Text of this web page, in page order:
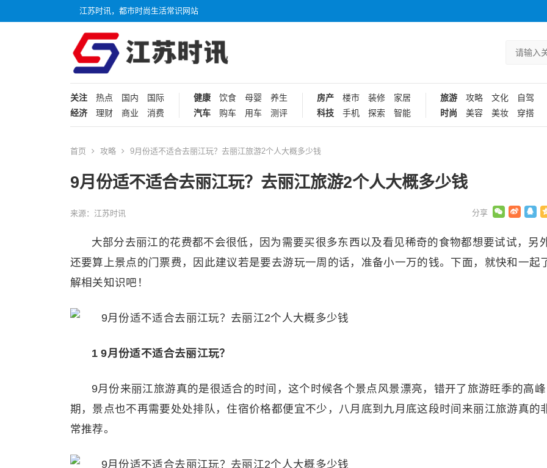
江苏时讯，都市时尚生活常识网站
关注 热点 国内
国际
经济
理财 商业 消费
健康 饮食 母婴
养生
汽车
购车 用车 测评
房产 楼市 装修
家居
科技
手机 探索 智能
旅游 攻略 文化
自驾
时尚
美容 美妆 穿搭
首页 攻略 9月份适不适合去丽江玩？去丽江旅游2个人大概多少钱
9月份适不适合去丽江玩？去丽江旅游2个人大概多少钱
来源：江苏时讯
大部分去丽江的花费都不会很低，因为需要买很多东西以及看见稀奇的食物都想要试试，另
还要算上景点的门票费，因此建议若是要去游玩一周的话，准备小一万的钱。下面，就快和一起
解相关知识吧！
1 9月份适不适合去丽江玩？
9月份来丽江旅游真的是很适合的时间，这个时候各个景点风景漂亮，错开了旅游旺季的高峰
期，景点也不再需要处处排队，住宿价格都便宜不少，八月底到九月底这段时间来丽江旅游真的
常推荐。